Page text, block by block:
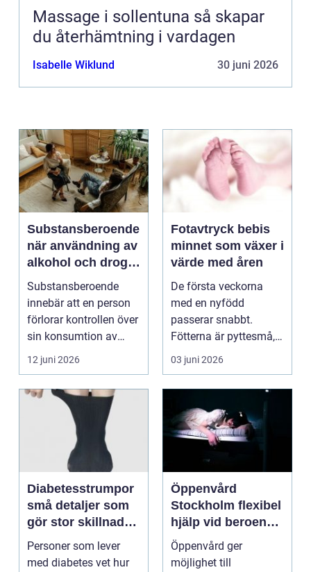
Massage i sollentuna så skapar
du återhämtning i vardagen
Isabelle Wiklund 30 juni 2026
Substansberoende
när användning av
alkohol och droger
tar över vardagen
Substansberoende
innebär att en person
förlorar kontrollen över
sin konsumtion av
alkohol, läkemedel...
12 juni 2026
Fotavtryck bebis
minnet som växer i
värde med åren
De första veckorna
med en nyfödd
passerar snabbt.
Fötterna är pyttesmå,
huden är mjuk och
varje lite...
03 juni 2026
Diabetesstrumpor
små detaljer som
gör stor skillnad
för känsliga fötter
Personer som lever
med diabetes vet hur
Öppenvård
Stockholm flexibel
hjälp vid beroende
och annan
problematik
Öppenvård ger
möjlighet till